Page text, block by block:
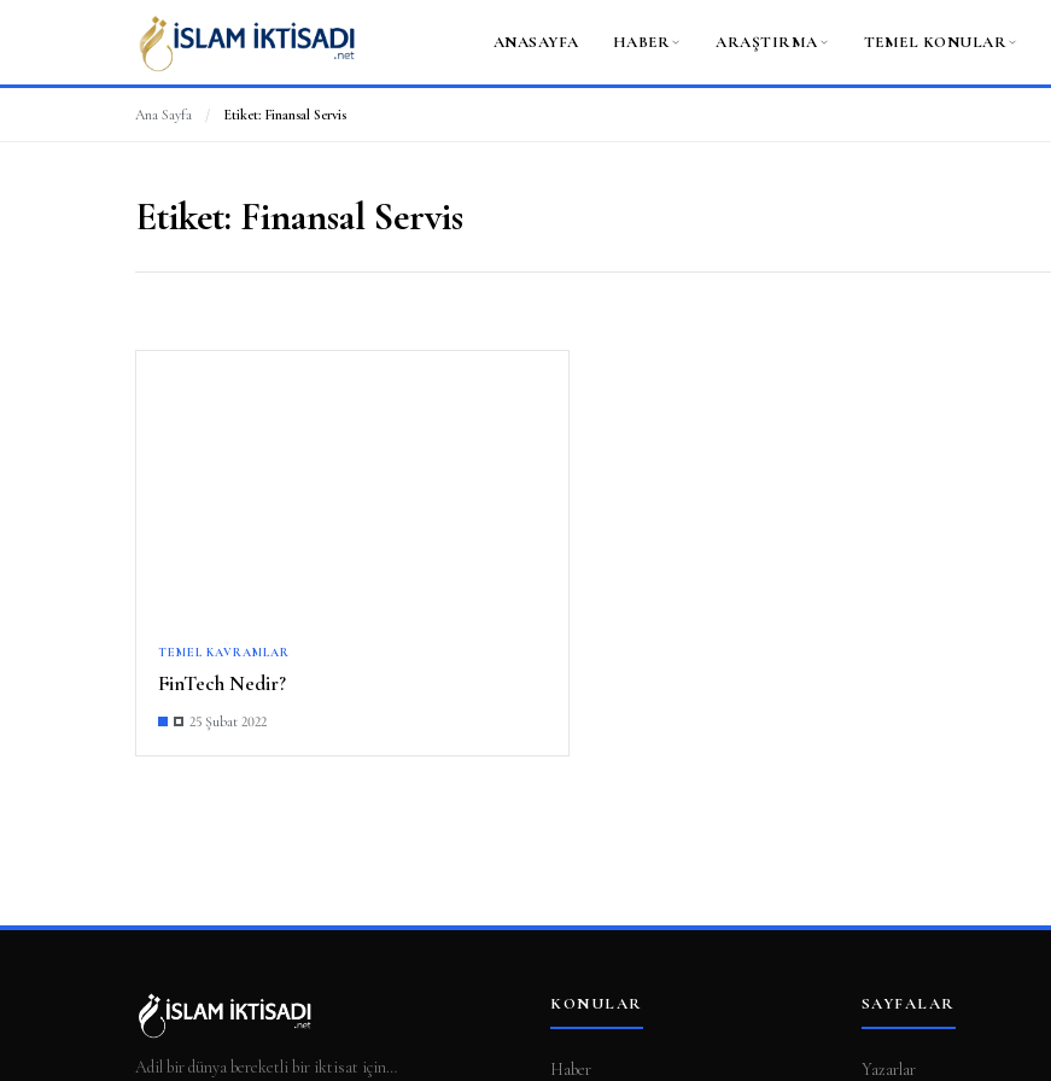
ANASAYFA HABER ARAŞTIRMA TEMEL KONULAR
Ana Sayfa / Etiket: Finansal Servis
Etiket: Finansal Servis
TEMEL KAVRAMLAR
FinTech Nedir?
25 Şubat 2022
Adil bir dünya bereketli bir iktisat için…
KONULAR
Haber
SAYFALAR
Yazarlar